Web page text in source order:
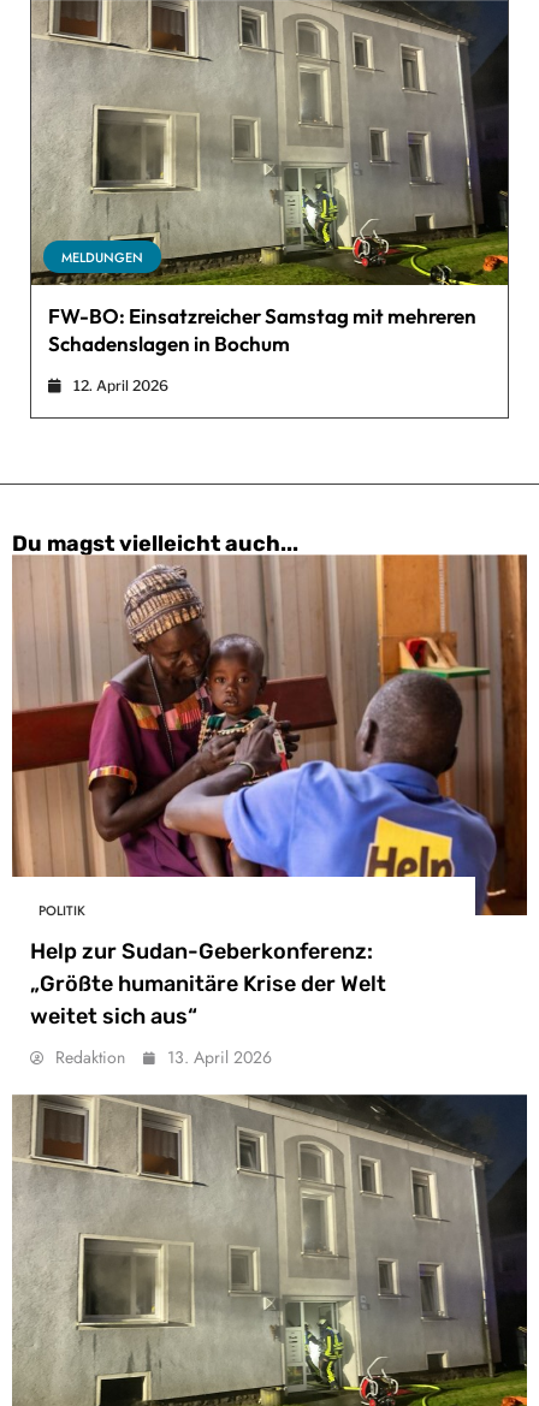
MELDUNGEN
FW-BO: Einsatzreicher Samstag mit mehreren
Schadenslagen in Bochum
12. April 2026
Du magst vielleicht auch...
POLITIK
Help zur Sudan-Geberkonferenz:
„Größte humanitäre Krise der Welt
weitet sich aus“
Redaktion 13. April 2026